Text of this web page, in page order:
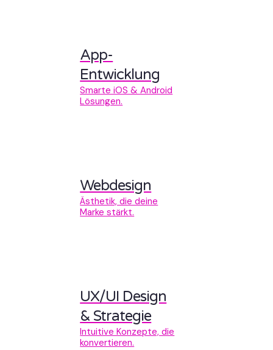
App-
Entwicklung
Smarte iOS & Android
Lösungen.
Webdesign
Ästhetik, die deine
Marke stärkt.
UX/UI Design
& Strategie
Intuitive Konzepte, die
konvertieren.